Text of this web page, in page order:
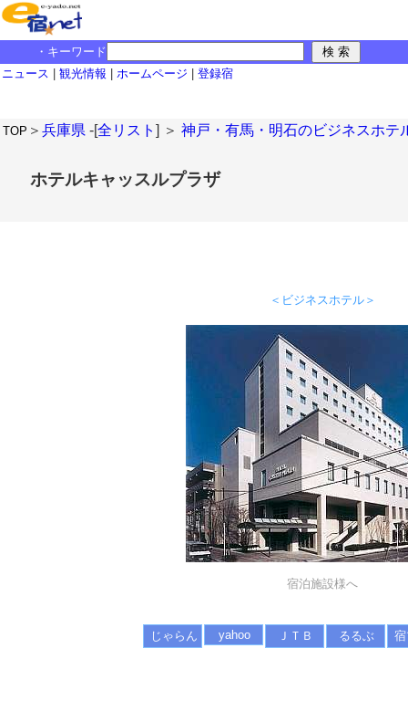
・キーワード
ニュース
観光情報 ホームページ 登録宿
TOP ＞ 兵庫県 -[全リスト ] ＞ 神戸・有馬・明石のビジネスホテ
ホテルキャッスルプラザ
＜ビジネスホテル＞
宿泊施設様へ
じゃらん yahoo ＪＴＢ るるぶ